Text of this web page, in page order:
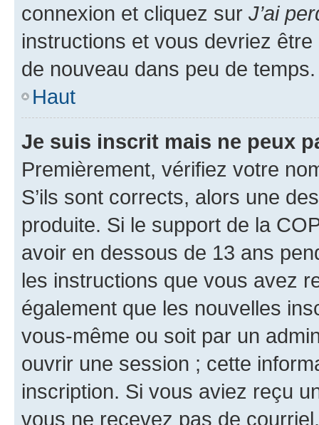
connexion et cliquez sur J’ai
instructions et vous devriez
de nouveau dans peu de temps.
Haut
Je suis inscrit mais ne peux
Premièrement, vérifiez votre
S’ils sont corrects, alors une
produite. Si le support de la
avoir en dessous de 13 ans
les instructions que vous avez
également que les nouvelles
vous-même ou soit par un
ouvrir une session ; cette
inscription. Si vous aviez reçu
vous ne recevez pas de